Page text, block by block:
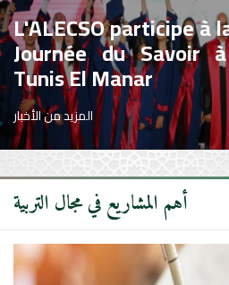
L'ALECSO participe à
Journée du Savoir
Tunis El Manar
المزيد من الأخبار
أهم المشاريع في مجال التربية